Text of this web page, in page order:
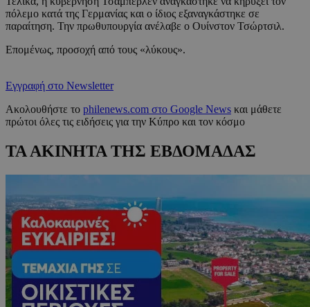
πόλεμο κατά της Γερμανίας και ο ίδιος εξαναγκάστηκε σε
παραίτηση. Την πρωθυπουργία ανέλαβε ο Ουίνστον Τσώρτσιλ.
Επομένως, προσοχή από τους «λύκους».
Εγγραφή στο Newsletter
Ακολουθήστε το philenews.com στο Google News και μάθετε
πρώτοι όλες τις ειδήσεις για την Κύπρο και τον κόσμο
ΤΑ ΑΚΙΝΗΤΑ ΤΗΣ ΕΒΔΟΜΑΔΑΣ